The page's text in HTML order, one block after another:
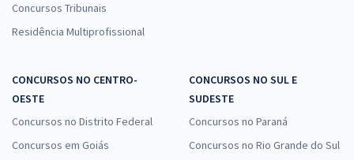
Concursos Tribunais
Residência Multiprofissional
CONCURSOS NO CENTRO-
OESTE
Concursos no Distrito Federal
Concursos em Goiás
CONCURSOS NO SUL E
SUDESTE
Concursos no Paraná
Concursos no Rio Grande do Sul